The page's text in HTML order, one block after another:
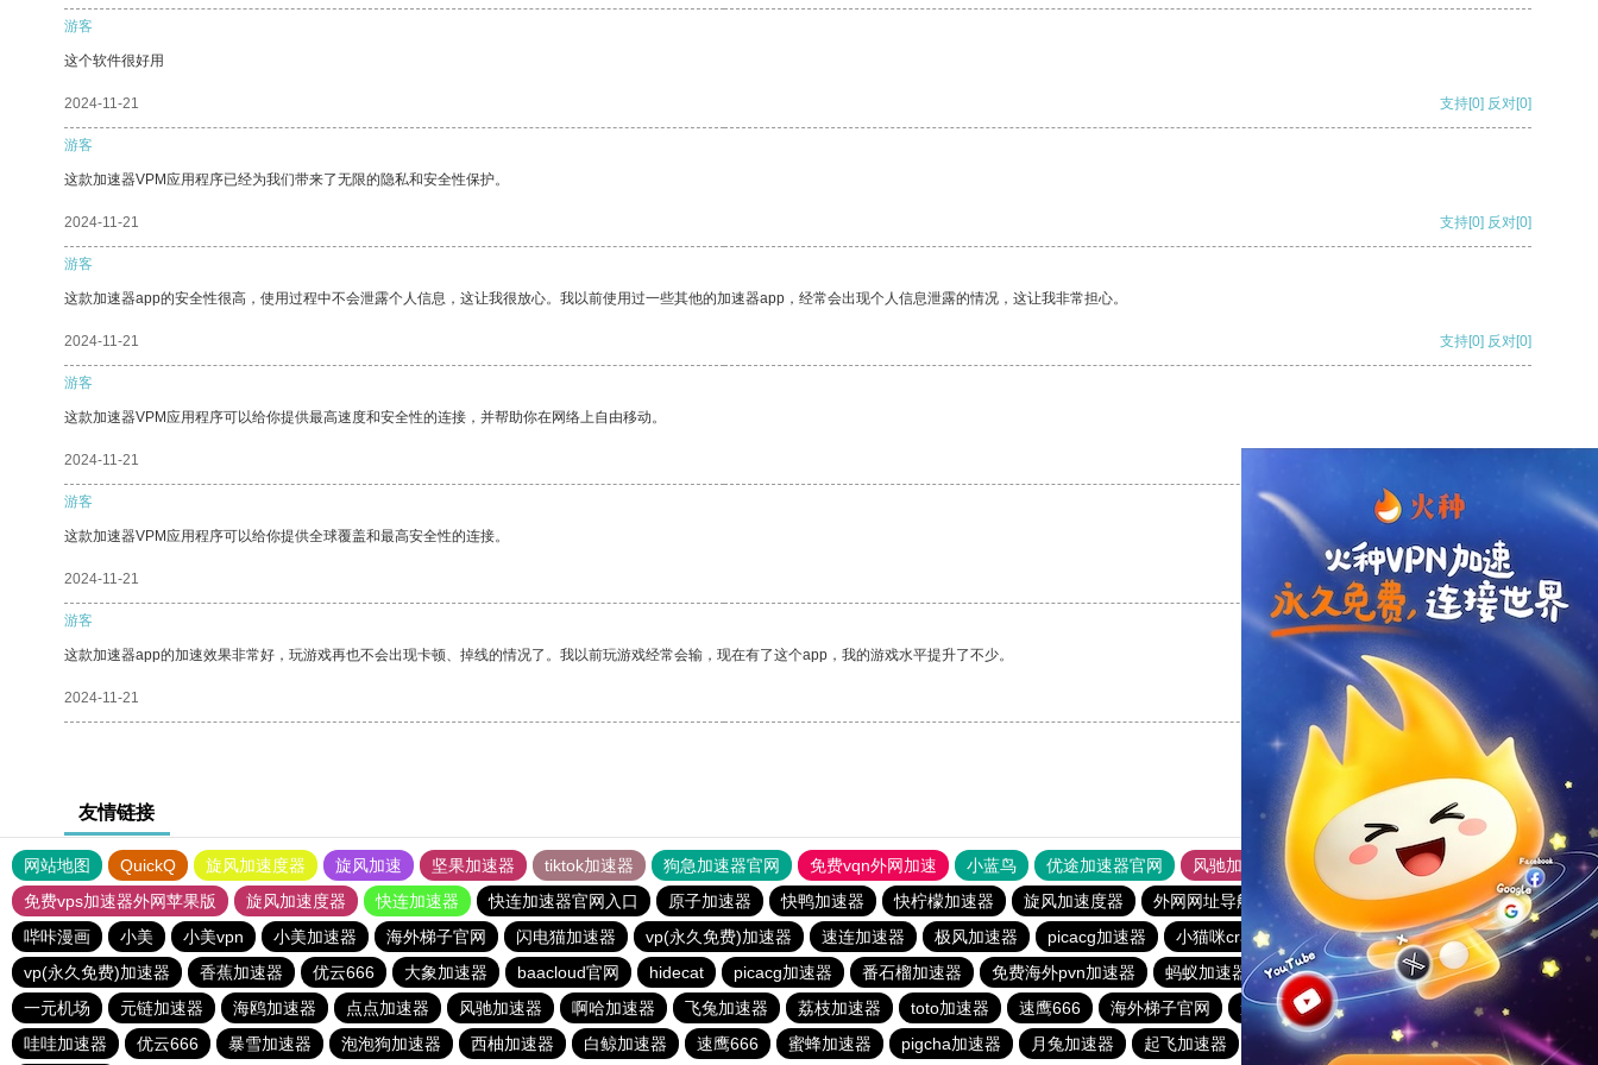
游客
这个软件很好用
2024-11-21 支持[0] 反对[0]
游客
这款加速器VPM应用程序已经为我们带来了无限的隐私和安全性保护。
2024-11-21 支持[0] 反对[0]
游客
这款加速器app的安全性很高，使用过程中不会泄露个人信息，这让我很放心。我以前使用过一些其他的加速器app，经常会出现个人信息泄露的情况，这让我非常担心。
2024-11-21 支持[0] 反对[0]
游客
这款加速器VPM应用程序可以给你提供最高速度和安全性的连接，并帮助你在网络上自由移动。
2024-11-21
游客
这款加速器VPM应用程序可以给你提供全球覆盖和最高安全性的连接。
2024-11-21 支持 [0] 反对 [0]
游客
这款加速器app的加速效果非常好，玩游戏再也不会出现卡顿、掉线的情况了。我以前玩游戏经常会输，现在有了这个app，我的游戏水平提升了不少。
2024-11-21 支持
友情链接
网站地图 QuickQ 旋风加速度器 旋风加速 坚果加速器 tiktok加速器 狗急加速器官网 免费vqn外网加速 小蓝鸟 优途加速器官网 风驰加速器
旋风加速器
免费vps加速器外网苹果版
旋风加速度器 快连加速器 快连加速器官网入口 原子加速器 快鸭加速器 快柠檬加速器 旋风加速度器 外网网址导航 软件中心 雷霆加速
狂飙加速器
哔咔漫画
小美 小美vpn 小美加速器 海外梯子官网 闪电猫加速器 vp(永久免费)加速器 速连加速器 极风加速器 picacg加速器 小猫咪crash加速器 baacloud官网
橘子加速器
vp(永久免费)加速器
香蕉加速器 优云666 大象加速器 baacloud官网 hidecat picacg加速器 番石榴加速器 免费海外pvn加速器 蚂蚁加速器 hammer加速器
海鸥加速器
一元机场
元链加速器 海鸥加速器 点点加速器 风驰加速器 啊哈加速器 飞兔加速器 荔枝加速器 toto加速器 速鹰666 海外梯子官网 速连加速器
ikuuu.me加速器官网
哇哇加速器
优云666 暴雪加速器 泡泡狗加速器 西柚加速器 白鲸加速器 速鹰666 蜜蜂加速器 pigcha加速器 月兔加速器 起飞加速器 红海pro官网 原子加速器